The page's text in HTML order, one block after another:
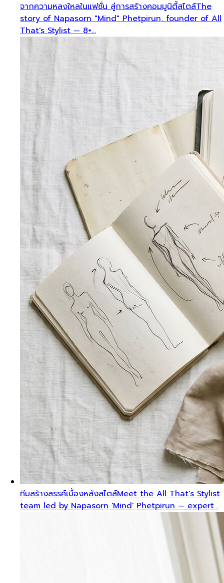
จากความหลงใหลในแฟชั่น สู่การสร้างคอมมูนิตี้สไตล์The
story of Napasorn "Mind" Phetpirun, founder of All
That's Stylist — 8+…
ทีมสร้างสรรค์เบื้องหลังสไตล์Meet the All That's Stylist
team led by Napasorn 'Mind' Phetpirun — expert…